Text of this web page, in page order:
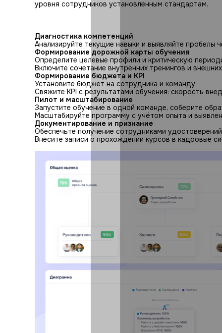
уровня сотрудников установленным стандартам.
Диагностика компетенций
Анализируйте текущие навыки и выявляйте
Формирование дорожной карты обучения
Определите целевые профили и критическую
Включите сочетание внутренних тренингов и
Формирование бюджета и KPI
Установите бюджет на сотрудника и команду;
Свяжите KPI с результатами обучения: скорость
Пилот и масштабирование
Запустите обучение в одной команде, соберите
Масштабируйте программу с учётом опыта и
Документирование и признание
Обеспечьте получение сотрудниками
Внесите записи о прохождении курсов в кадровые